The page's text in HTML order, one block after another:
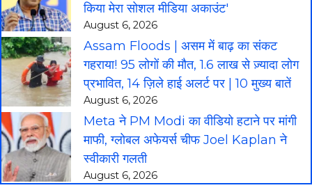
किया मेरा सोशल मीडिया अकाउंट'
August 6, 2026
Assam Floods | असम में बाढ़ का संकट
गहराया! 95 लोगों की मौत, 1.6 लाख से ज़्यादा लोग
प्रभावित, 14 ज़िले हाई अलर्ट पर | 10 मुख्य बातें
August 6, 2026
Meta ने PM Modi का वीडियो हटाने पर मांगी
माफी, ग्लोबल अफेयर्स चीफ Joel Kaplan ने
स्वीकारी गलती
August 6, 2026